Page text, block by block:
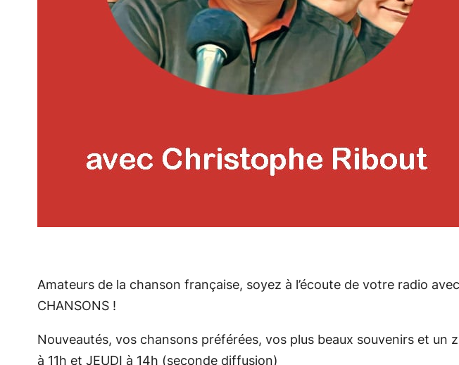
Amateurs de la chanson française, soyez à l’écoute de votre radio
CHANSONS !
Nouveautés, vos chansons préférées, vos plus beaux souvenirs et
à 11h et JEUDI à 14h (seconde diffusion)